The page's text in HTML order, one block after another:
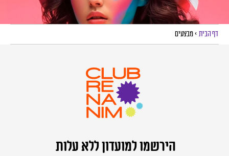
דף הבית >מבצעים
הירשמו למועדון ללא עלות